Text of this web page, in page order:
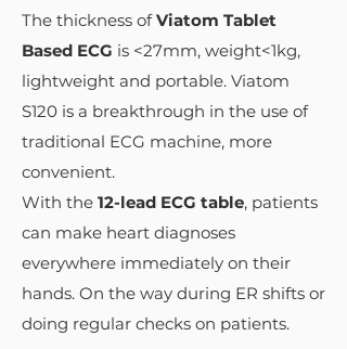
The thickness ofViatom Tablet
Based ECG is <27mm, weight<1kg,
lightweight and portable. Viatom
S120 is a breakthrough in the use of
traditional ECG machine, more
convenient.
With the 12-lead ECG table, patients
can make heart diagnoses
everywhere immediately on their
hands. On the way during ER shifts or
doing regular checks on patients.